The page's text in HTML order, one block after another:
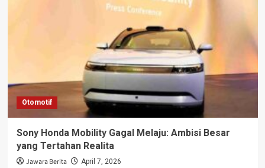
Otomotif
Sony Honda Mobility Gagal Melaju: Ambisi Besar
yang Tertahan Realita
Jawara Berita April 7, 2026